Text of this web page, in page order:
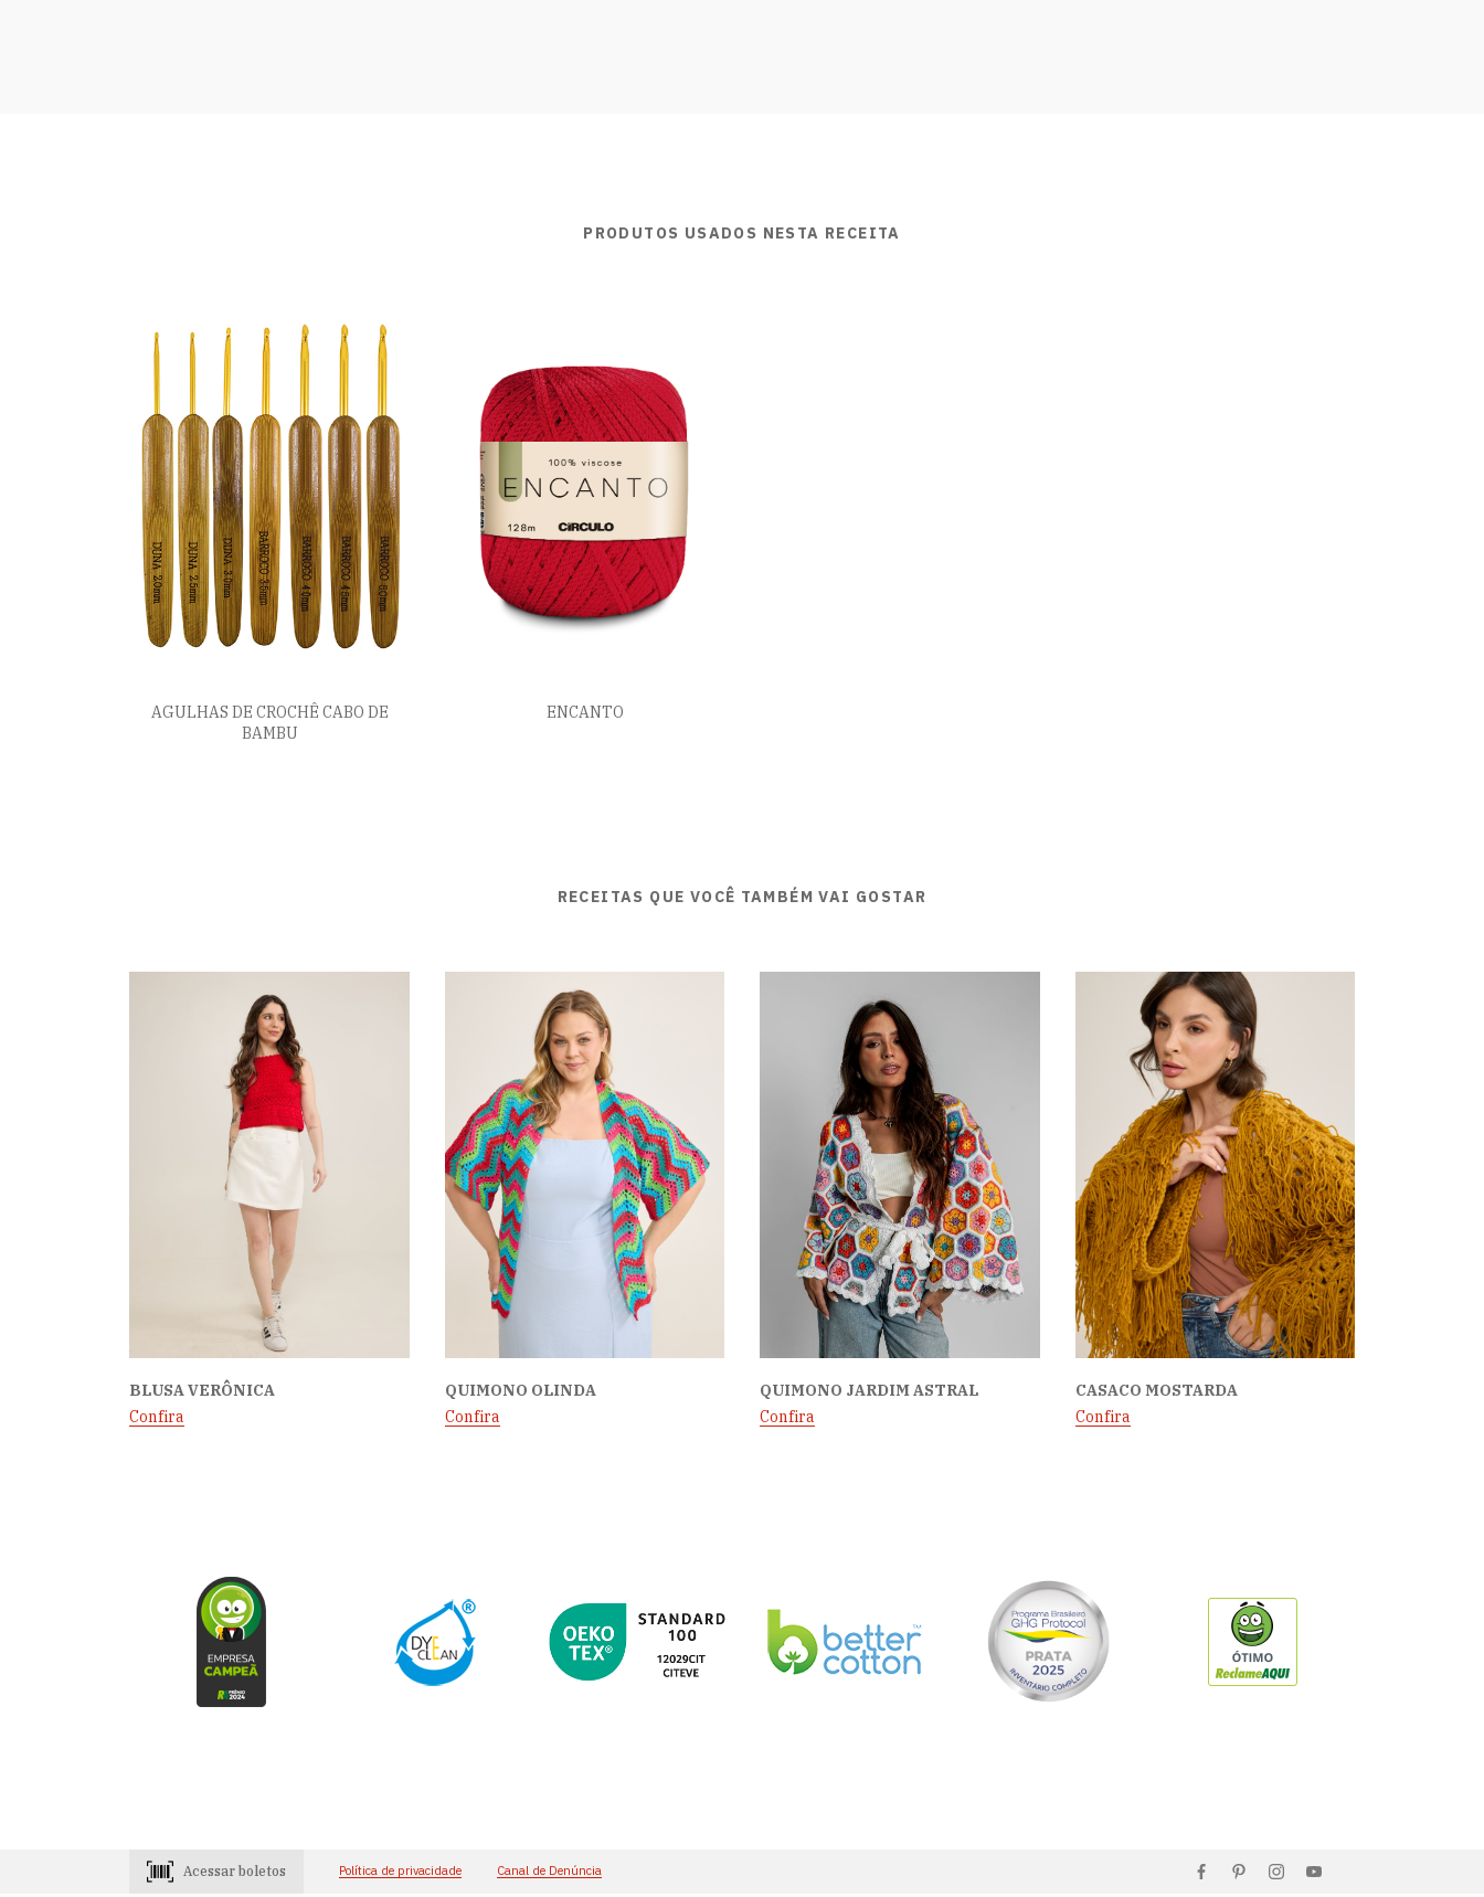
PRODUTOS USADOS NESTA RECEITA
AGULHAS DE CROCHÊ CABO DE
BAMBU
ENCANTO
RECEITAS QUE VOCÊ TAMBÉM VAI GOSTAR
BLUSA VERÔNICA
Confira
QUIMONO OLINDA
Confira
QUIMONO JARDIM ASTRAL
Confira
CASACO MOSTARDA
Confira
Acessar boletos Política de privacidade Canal de Denúncia